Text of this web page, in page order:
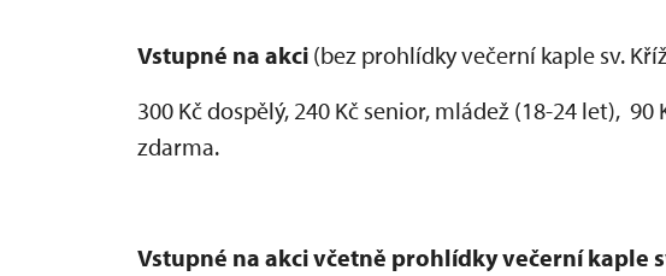
Vstupné na akci (bez prohlídky večerní kaple sv.
300 Kč dospělý, 240 Kč senior, mládež (18-24 let),
zdarma.
Vstupné na akci včetně prohlídky večerní kaple